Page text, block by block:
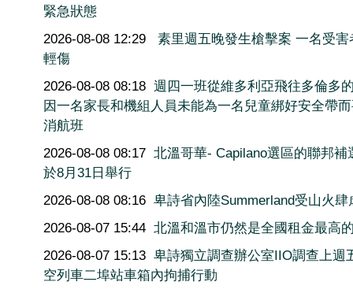
緊急狀態
2026-08-08 12:29
素里週五晚發生槍擊案 一名受害
輕傷
2026-08-08 08:18 週四一班從維多利亞飛往多倫多
因一名家長和機組人員未能為一名兒童綁好安全帶
消航班
2026-08-08 08:17 北溫哥華- Capilano選區的聯邦補
於8月31日舉行
2026-08-08 08:16 卑詩省內陸Summerland受山火肆
2026-08-07 15:44 北溫和溫市仍然是全國租金最高
2026-08-07 15:13 卑詩獨立調查辦公室IIO調查上週
空列車二埠站車箱內拘捕行動